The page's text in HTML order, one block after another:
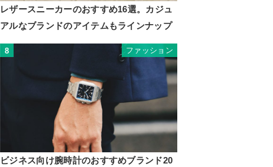
レザースニーカーのおすすめ16選。カジュ
アルなブランドのアイテムもラインナップ
8 ファッション
ビジネス向け腕時計のおすすめブランド20